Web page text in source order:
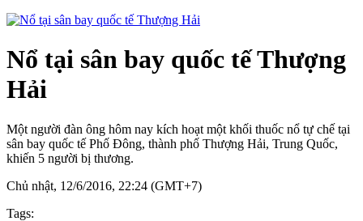
Nổ tại sân bay quốc tế Thượng
Hải
Một người đàn ông hôm nay kích hoạt một khối thuốc nổ tự chế tại
sân bay quốc tế Phố Đông, thành phố Thượng Hải, Trung Quốc,
khiến 5 người bị thương.
Chủ nhật, 12/6/2016, 22:24 (GMT+7)
Tags: